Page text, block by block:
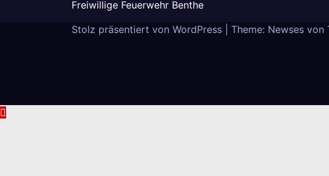
Freiwillige Feuerwehr Benthe
Stolz präsentiert von WordPress
Theme: Newses von